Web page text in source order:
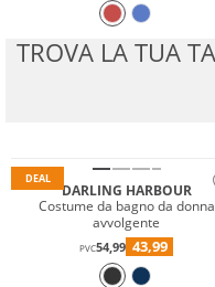
TROVA LA TUA
DEAL
DARLING HARBOUR
Costume da bagno da donna
avvolgente
PVC54,99 43,99